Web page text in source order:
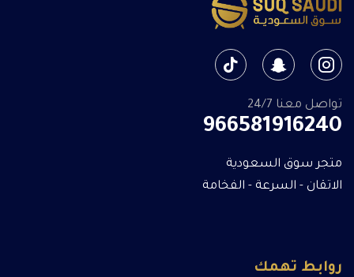
تواصل معنا 24/7
966581916240
متجر سوق السعودية
الاتقان - السرعة - الفخامة
روابط تهمك